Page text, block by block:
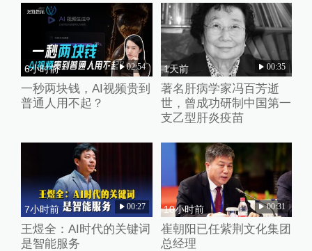
6小时前 02:54
一秒两块钱，AI视频贵到
普通人用不起？
1天前 00:35
著名肝病学家冯百芳逝
世，曾成功研制中国第一
支乙型肝炎疫苗
7小时前 00:27
王煜全：AI时代的关键词
是智能服务
10小时前 00:31
崔朝阳已任紫荆文化集团
总经理